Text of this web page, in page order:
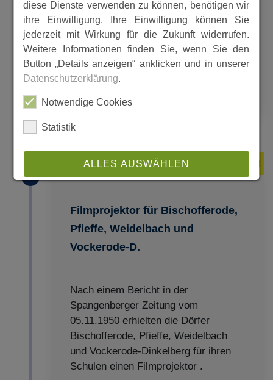
statt. Es nahmen über 600
Schülerinnen und Schüler teil.
Nach dem Bericht in der
Spangenberger Z
Filmprojektor für Bischofferode,
Pfieffe, Weidelbach und
Vockerode-D.
1950
Nach einem Bericht in der
Spangenberger Zeitung vom
05.11.1950 erhielten die Dörfer
Bischofferode, Pfieffe, Weidelbach
und Vockerode-Dinkelberg für ihren
Schulen einen Filmprojektor .
diese Dienste verwenden zu können, benötigen wir
ihre Einwilligung. Ihre Einwilligung können Sie
jederzeit mit Wirkung für die Zukunft widerrufen.
Weitere Informationen finden Sie, wenn Sie den
Button „Details anzeigen“ anklicken und in unserer
Datenschutzerklärung.
Notwendige Cookies
Statistik
ALLES AUSWÄHLEN
SPEICHERN
Impressum| Datenschutz